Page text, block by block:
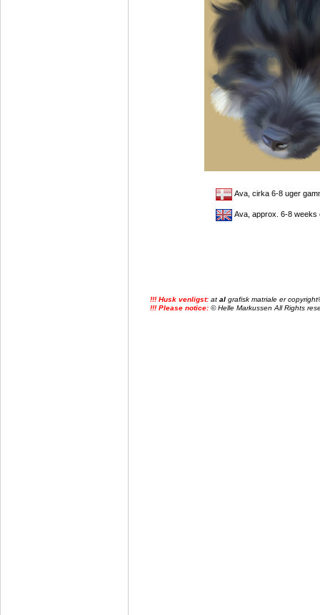
Ava, cirka 6-8 uger
Ava, approx. 6-8 weeks
!!! Husk venligst: at al grafisk matriale er
!!! Please notice: © Helle Markussen All Rights